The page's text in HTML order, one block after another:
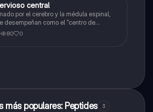
central
por el cerebro y la médula espinal,
desempeñan como el "centro de
principal para todo el sistema
todas las funciones del cuerpo.
80 0
más populares: Peptides 3